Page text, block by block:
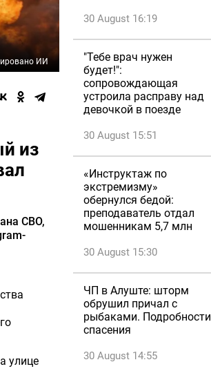
ИИ
из
СВО,
улице
30 August 16:19
"Тебе врач нужен
будет!":
сопровождающая
устроила расправу над
девочкой в поезде
30 August 15:51
«Инструктаж по
экстремизму»
обернулся бедой:
преподаватель отдал
мошенникам 5,7 млн
30 August 15:30
ЧП в Алуште: шторм
обрушил причал с
рыбаками. Подробности
спасения
30 August 14:55